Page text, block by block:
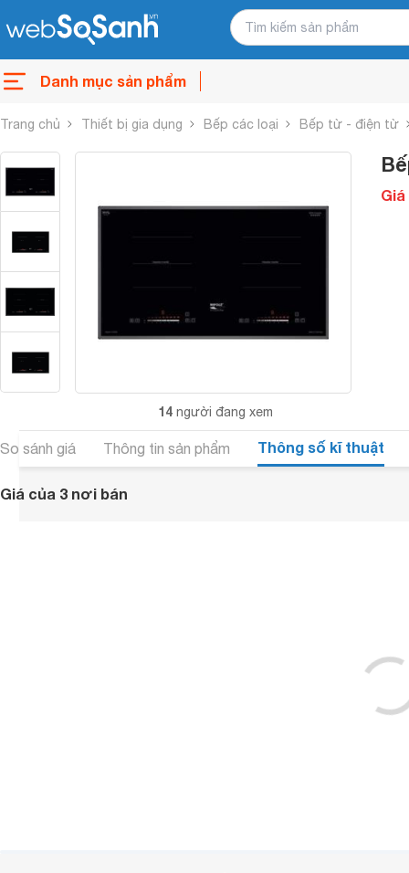
Danh mục sản phẩm
Trang chủ Thiết bị gia dụng Bếp các loại Bếp từ - điện từ
14 người đang xem
Giá
So sánh giá Thông tin sản phẩm Thông số kĩ thuật
Giá của 3 nơi bán